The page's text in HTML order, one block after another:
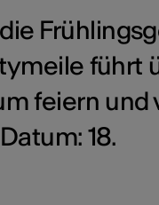
führt
feiern und
18.